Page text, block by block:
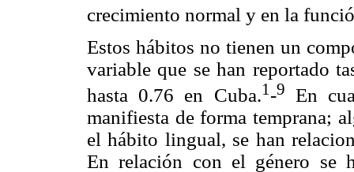
crecimiento normal y en la
Estos hábitos no tienen un
variable que se han reportado
hasta 0.76 en Cuba.1 -9
En
manifiesta de forma temprana;
el hábito lingual, se han
En relación con el género se